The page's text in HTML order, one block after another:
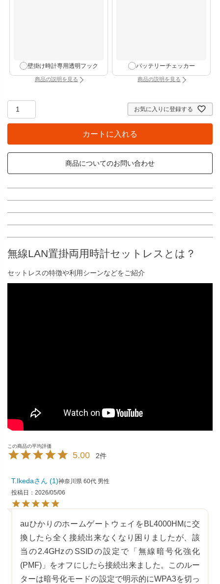
壁掛け時計専用透明フック
商品の説明を見る：壁掛け時計専用透明フック（別タブで開きます）
バッテリーチェッカー
商品の説明を見る：バッテリーチェッカ
お気に入りに登録する
カートに入れる
商品についてのお問い合わせ
無線LAN置掛両用時計セットレスとは？
セットレスの特徴や利用シーンなどをご紹介
5.00 2
T.Ikeda 1 神奈川県 60代 男性
投稿日
2026/05/06
auひかりのホームゲートウェイをBL4000HMに交
換したら全く接続出来なくなり困りましたが、該
当の2.4GHzのSSIDの設定で「無線暗号化強化
(PMF)」をオフにしたら接続出来ました。このルー
ターは暗号化モードの設定で明示的にWPA3を切っ